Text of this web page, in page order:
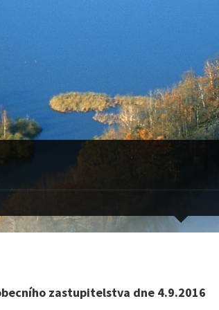
zastupitelstva dne 4.9.2016